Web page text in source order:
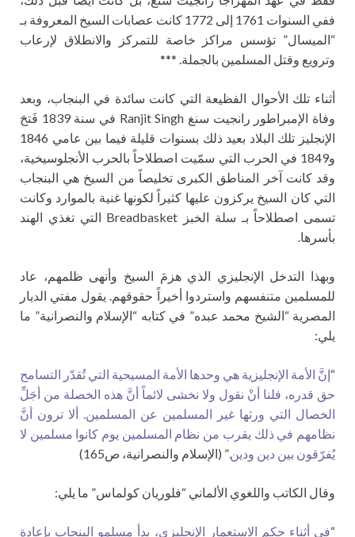
ففي السنوات 1761 إلى 1772 كانت عصابات السيخ المعروفة بـ
“الميسال” تؤسس مراكز خاصة للتمركز والانطلاق لإرعاب
وترويع وقتل المسلمين بالجملة. ***
أثناء تلك الأحوال الفظيعة التي كانت سائدة في البنجاب، وبعد
وفاة الإمبراطور رانجيت سنغ Ranjit Singh في سنة 1839 فَتحَ
الإنجليز تلك البلاد بعيد ذلك بسنوات قليلة فيما بين عامي 1846
و1849 في الحرب التي سمّيت اصطلاحاً بالحرب الأنجلوسيخية،
وقد كانت آخر المناطق الكبرى تخليصاً من السيخ هي البنجاب
التي كان السيخ يركزون عليها كثيراً لكونها غنية بالموارد وكانت
تسمى اصطلاحاً بـ سلة الخبز Breadbasket التي تغذي الهند
بأسرها.
وبهذا التدخل الإنجليزي الذي هزمَ السيخ وأنهى ظلمهم، عاد
للمسلمين متنفسهم واستردوا أخيراً حقوقهم. يقول مفتي الديار
المصرية “الشيخ محمد عبده” في كتابه “الإسلام والنصرانية” ما
يلي:
“إنَّ الأمة الإنجليزية هي وحدها الأمة المسيحية التي تُقدّر التسامح
حق قدره، فلنا أنْ نقول ولا نخشى لائماً أنَّ هذه الخصلة من أجَلِّ
الخصال التي ورثها غير المسلمين عن المسلمين. ألا ترون أنَّ
نظامهم في ذلك يقرب من نظام المسلمين يوم كانوا مسلمين لا
يُفرّقون بين دين ودين.” (الإسلام والنصرانية، ص165)
وقال الكاتب واللغوي الألماني “فلوريان كولماس” ما يلي:
“في أثناء حكم الاستعمار الإنجليزي، بدأ مسلمو البنجاب بإعادة